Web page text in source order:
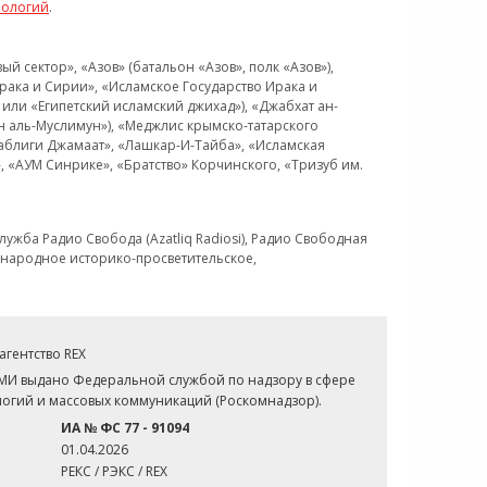
.
«Азов» (батальон «Азов», полк «Азов»),
и Сирии», «Исламское Государство Ирака и
«Египетский исламский джихад»), «Джабхат ан-
Муслимун»), «Меджлис крымско-татарского
Джамаат», «Лашкар-И-Тайба», «Исламская
Синрике», «Братство» Корчинского, «Тризуб им.
Радио Свобода (Azatliq Radiosi), Радио Свободная
историко-просветительское,
REX
выдано Федеральной службой по надзору в сфере
и массовых коммуникаций (Роскомнадзор).
ИА № ФС 77 - 91094
01.04.2026
РЕКС / РЭКС / REX